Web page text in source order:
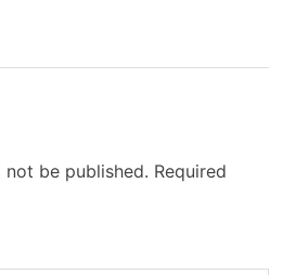
not be published. Required